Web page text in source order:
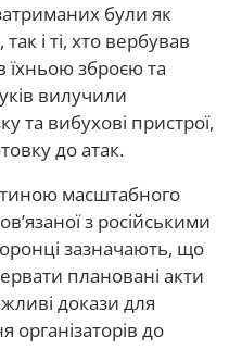
були як
і ті, хто вербував
їхньою зброєю та
вилучили
та вибухові пристрої,
до атак.
масштабного
з російськими
зазначають, що
плановані акти
докази для
до